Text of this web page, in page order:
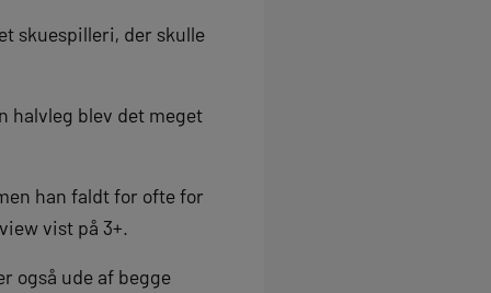
skuespilleri, der skulle
halvleg blev det meget
han faldt for ofte for
vist på 3+.
også ude af begge